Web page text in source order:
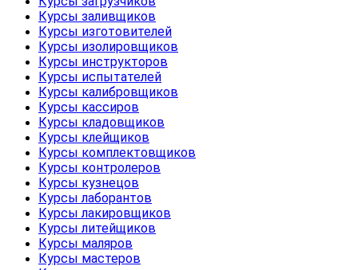
Курсы заливщиков
Курсы изготовителей
Курсы изолировщиков
Курсы инструкторов
Курсы испытателей
Курсы калибровщиков
Курсы кассиров
Курсы кладовщиков
Курсы клейщиков
Курсы комплектовщиков
Курсы контролеров
Курсы кузнецов
Курсы лаборантов
Курсы лакировщиков
Курсы литейщиков
Курсы маляров
Курсы мастеров